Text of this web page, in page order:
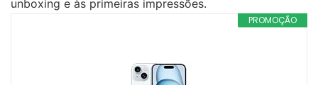
unboxing e às primeiras impressões.
PROMOÇÃO